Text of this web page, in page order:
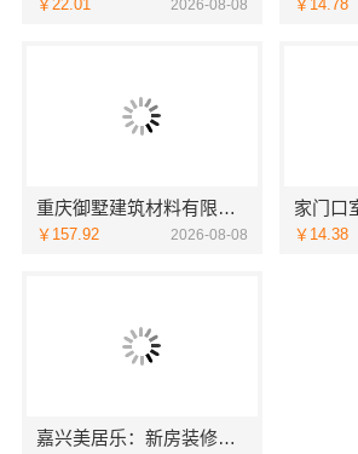
￥22.01 2026-08-08 ￥14.78
重庆御墅建筑材料有限公司：本地免拆模板多少钱一平
￥157.92 2026-08-08 ￥14.38
嘉兴美居乐：新房装修匠心施工收费